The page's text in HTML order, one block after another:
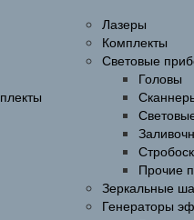
Лазеры
Комплекты
Световые
Головы
Прочие
Зеркальные
Генераторы